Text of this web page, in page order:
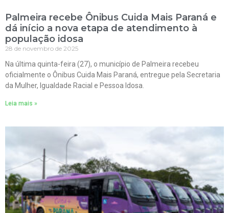
Palmeira recebe Ônibus Cuida Mais Paraná e
dá início a nova etapa de atendimento à
população idosa
28 de novembro de 2025
Na última quinta-feira (27), o município de Palmeira recebeu
oficialmente o Ônibus Cuida Mais Paraná, entregue pela Secretaria
da Mulher, Igualdade Racial e Pessoa Idosa.
Leia mais »